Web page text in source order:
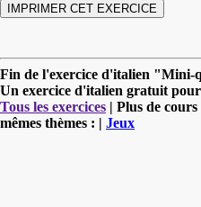
Fin de l'exercice d'italien "Mini-
Un exercice d'italien gratuit
Tous les exercices | Plus de
mêmes thèmes : | Jeux